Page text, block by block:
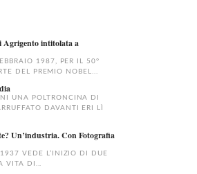
Agrigento intitolata a
1987, PER IL 50°
DEL PREMIO NOBEL...
UNA POLTRONCINA DI
DAVANTI ERI LÌ
Un’industria. Con Fotografia
VEDE L’INIZIO DI DUE
VITA DI...